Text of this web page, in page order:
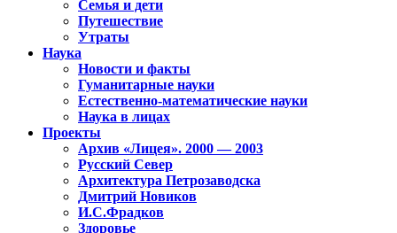
Семья и дети
Путешествие
Утраты
Наука
Новости и факты
Гуманитарные науки
Естественно-математические науки
Наука в лицах
Проекты
Архив «Лицея». 2000 — 2003
Русский Север
Архитектура Петрозаводска
Дмитрий Новиков
И.С.Фрадков
Здоровье